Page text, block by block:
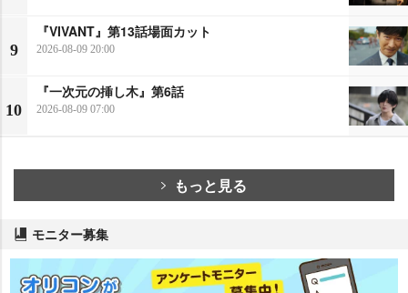
9
『VIVANT』第13話場面カット
2026-08-09 20:00
10
『一次元の挿し木』第6話
2026-08-09 07:00
もっと見る
モニター募集